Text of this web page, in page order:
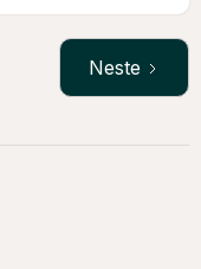
Neste